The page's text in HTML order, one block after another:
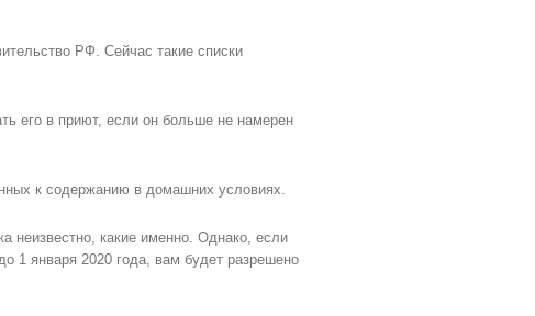
РФ. Сейчас такие списки
его в приют, если он больше не намерен
к содержанию в домашних условиях.
неизвестно, какие именно. Однако, если
1 января 2020 года, вам будет разрешено